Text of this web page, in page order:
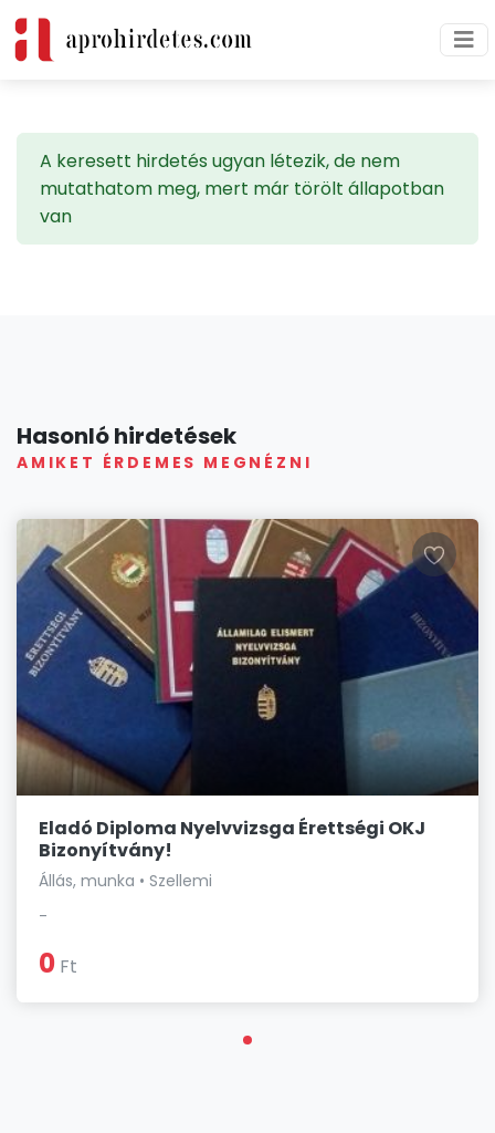
A keresett hirdetés ugyan létezik, de nem
mutathatom meg, mert már törölt állapotban
van
Hasonló hirdetések
AMIKET ÉRDEMES MEGNÉZNI
Eladó Diploma Nyelvvizsga Érettségi OKJ
Bizonyítvány!
Állás, munka • Szellemi
-
0 Ft